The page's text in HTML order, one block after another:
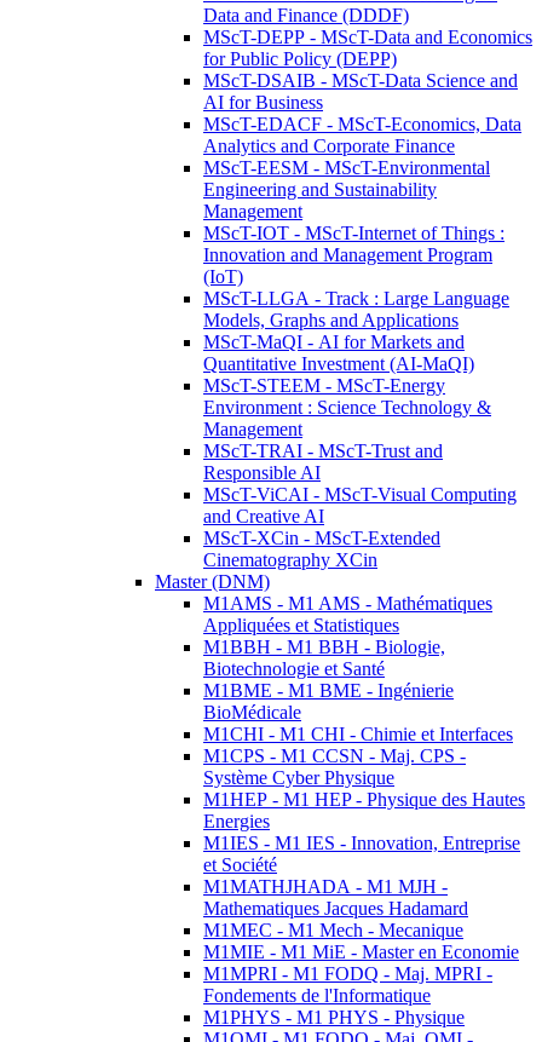
Data and Finance (DDDF)
MScT-DEPP - MScT-Data and Economics
for Public Policy (DEPP)
MScT-DSAIB - MScT-Data Science and
AI for Business
MScT-EDACF - MScT-Economics, Data
Analytics and Corporate Finance
MScT-EESM - MScT-Environmental
Engineering and Sustainability
Management
MScT-IOT - MScT-Internet of Things :
Innovation and Management Program
(IoT)
MScT-LLGA - Track : Large Language
Models, Graphs and Applications
MScT-MaQI - AI for Markets and
Quantitative Investment (AI-MaQI)
MScT-STEEM - MScT-Energy
Environment : Science Technology &
Management
MScT-TRAI - MScT-Trust and
Responsible AI
MScT-ViCAI - MScT-Visual Computing
and Creative AI
MScT-XCin - MScT-Extended
Cinematography XCin
Master (DNM)
M1AMS - M1 AMS - Mathématiques
Appliquées et Statistiques
M1BBH - M1 BBH - Biologie,
Biotechnologie et Santé
M1BME - M1 BME - Ingénierie
BioMédicale
M1CHI - M1 CHI - Chimie et Interfaces
M1CPS - M1 CCSN - Maj. CPS -
Système Cyber Physique
M1HEP - M1 HEP - Physique des Hautes
Energies
M1IES - M1 IES - Innovation, Entreprise
et Société
M1MATHJHADA - M1 MJH -
Mathematiques Jacques Hadamard
M1MEC - M1 Mech - Mecanique
M1MIE - M1 MiE - Master en Economie
M1MPRI - M1 FODQ - Maj. MPRI -
Fondements de l'Informatique
M1PHYS - M1 PHYS - Physique